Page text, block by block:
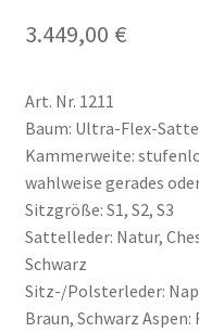
3.449,00 €
Art. Nr. 1211
Baum: Ultra-Flex-
Kammerweite:
wahlweise gerades
Sitzgröße: S1, S2, S3
Sattelleder: Natur,
Schwarz
Sitz-/Polsterleder:
Braun, Schwarz